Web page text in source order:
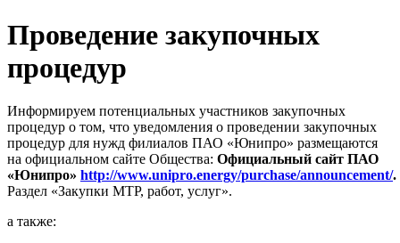
Проведение закупочных
процедур
Информируем потенциальных участников закупочных
процедур о том, что уведомления о проведении закупочных
процедур для нужд филиалов ПАО «Юнипро» размещаются
на официальном сайте Общества: Официальный сайт ПАО
«Юнипро» http://www.unipro.energy/purchase/announcement/.
Раздел «Закупки МТР, работ, услуг».
а также: